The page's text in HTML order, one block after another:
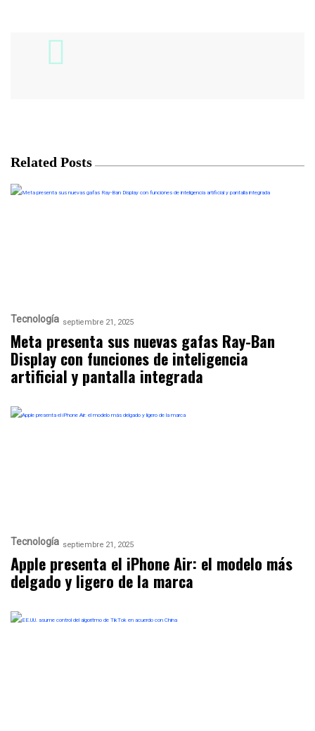
Related Posts
Tecnología septiembre 21, 2025
Meta presenta sus nuevas gafas Ray-Ban
Display con funciones de inteligencia
artificial y pantalla integrada
Tecnología septiembre 21, 2025
Apple presenta el iPhone Air: el modelo más
delgado y ligero de la marca